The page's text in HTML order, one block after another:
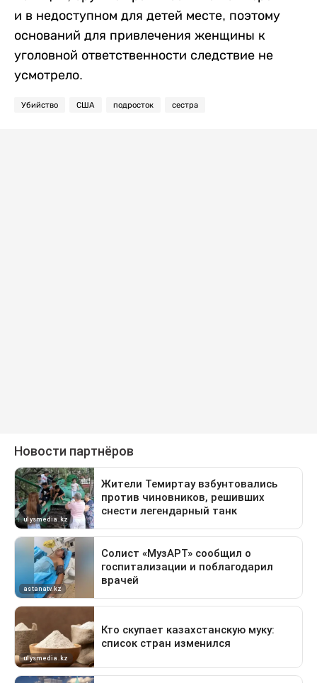
и в недоступном для детей месте, поэтому
оснований для привлечения женщины к
уголовной ответственности следствие не
усмотрело.
Убийство США подросток сестра